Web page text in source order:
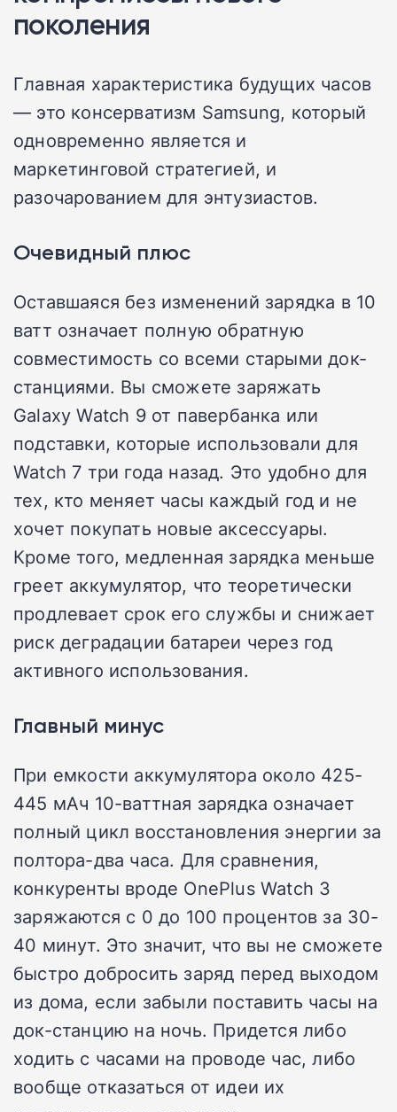
поколения
Главная характеристика будущих часов
— это консерватизм Samsung, который
одновременно является и
маркетинговой стратегией, и
разочарованием для энтузиастов.
Очевидный плюс
Оставшаяся без изменений зарядка в 10
ватт означает полную обратную
совместимость со всеми старыми док-
станциями. Вы сможете заряжать
Galaxy Watch 9 от павербанка или
подставки, которые использовали для
Watch 7 три года назад. Это удобно для
тех, кто меняет часы каждый год и не
хочет покупать новые аксессуары.
Кроме того, медленная зарядка меньше
греет аккумулятор, что теоретически
продлевает срок его службы и снижает
риск деградации батареи через год
активного использования.
Главный минус
При емкости аккумулятора около 425-
445 мАч 10-ваттная зарядка означает
полный цикл восстановления энергии за
полтора-два часа. Для сравнения,
конкуренты вроде OnePlus Watch 3
заряжаются с 0 до 100 процентов за 30-
40 минут. Это значит, что вы не сможете
быстро добросить заряд перед выходом
из дома, если забыли поставить часы на
док-станцию на ночь. Придется либо
ходить с часами на проводе час, либо
вообще отказаться от идеи их